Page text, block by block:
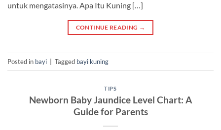
untuk mengatasinya. Apa Itu Kuning […]
CONTINUE READING →
Posted in bayi Tagged bayi kuning
TIPS
Newborn Baby Jaundice Level Chart: A
Guide for Parents